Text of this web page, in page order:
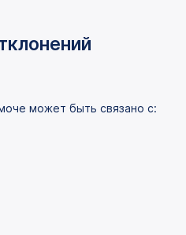
может быть связано с: